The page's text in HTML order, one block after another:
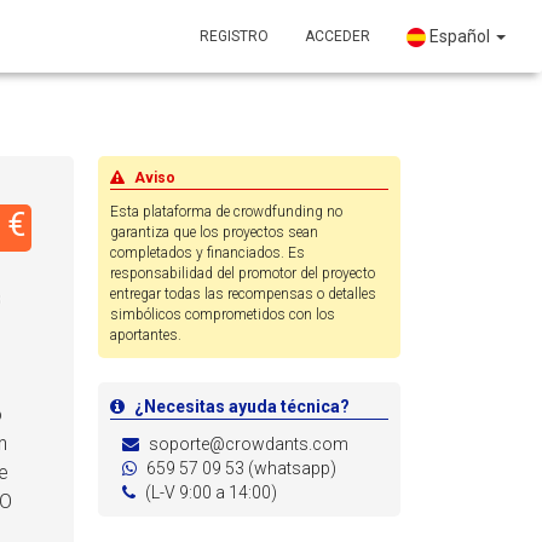
REGISTRO ACCEDER Español
Aviso
Esta plataforma de crowdfunding no
garantiza que los proyectos sean
completados y financiados. Es
responsabilidad del promotor del proyecto
entregar todas las recompensas o detalles
simbólicos comprometidos con los
aportantes.
¿Necesitas ayuda técnica?
soporte@crowdants.com
659 57 09 53 (whatsapp)
(L-V 9:00 a 14:00)